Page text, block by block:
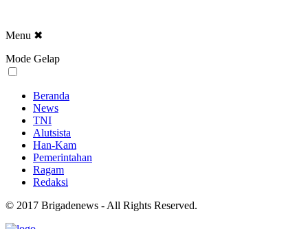
Menu ✖
Mode Gelap
Beranda
News
TNI
Alutsista
Han-Kam
Pemerintahan
Ragam
Redaksi
© 2017 Brigadenews - All Rights Reserved.